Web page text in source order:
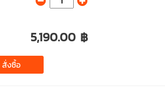
5,190.00 ฿
สั่งซื้อ